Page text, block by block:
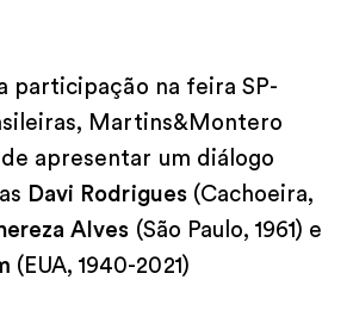
participação na feira SP-
Martins&Montero
apresentar um diálogo
Davi Rodrigues(Cachoeira,
Alves (São Paulo, 1961) e
(EUA, 1940-2021)